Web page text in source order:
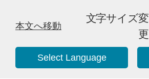
本文へ移動
文字サイズ変
更
Select Language